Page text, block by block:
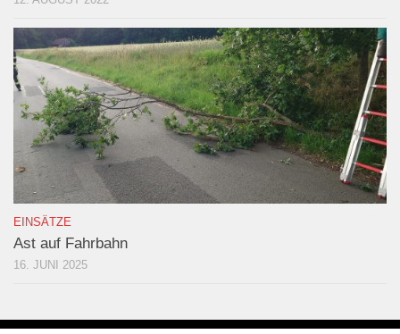
EINSÄTZE
Ast auf Fahrbahn
16. JUNI 2025